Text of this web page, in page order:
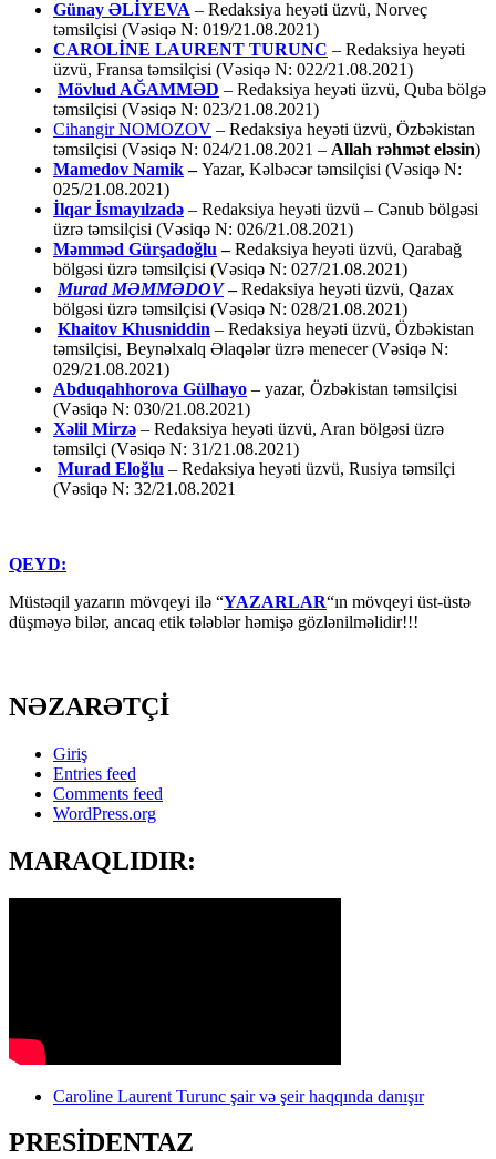
Günay ƏLİYEVA – Redaksiya heyəti üzvü, Norveç
təmsilçisi (Vəsiqə N: 019/21.08.2021)
CAROLİNE LAURENT TURUNC – Redaksiya heyəti
üzvü, Fransa təmsilçisi (Vəsiqə N: 022/21.08.2021)
Mövlud AĞAMMƏD – Redaksiya heyəti üzvü, Quba bölgə
təmsilçisi (Vəsiqə N: 023/21.08.2021)
Cihangir NOMOZOV – Redaksiya heyəti üzvü, Özbəkistan
təmsilçisi (Vəsiqə N: 024/21.08.2021 – Allah rəhmət eləsin)
Mamedov Namik–Yazar, Kəlbəcər təmsilçisi (Vəsiqə N:
025/21.08.2021)
İlqar İsmayılzadə – Redaksiya heyəti üzvü – Cənub bölgəsi
üzrə təmsilçisi (Vəsiqə N: 026/21.08.2021)
Məmməd Gürşadoğlu –Redaksiya heyəti üzvü, Qarabağ
bölgəsi üzrə təmsilçisi (Vəsiqə N: 027/21.08.2021)
Murad MƏMMƏDOV –Redaksiya heyəti üzvü, Qazax
bölgəsi üzrə təmsilçisi (Vəsiqə N: 028/21.08.2021)
Khaitov Khusniddin – Redaksiya heyəti üzvü, Özbəkistan
təmsilçisi, Beynəlxalq Əlaqələr üzrə menecer (Vəsiqə N:
029/21.08.2021)
Abduqahhorova Gülhayo – yazar, Özbəkistan təmsilçisi
(Vəsiqə N: 030/21.08.2021)
Xəlil Mirzə – Redaksiya heyəti üzvü, Aran bölgəsi üzrə
təmsilçi (Vəsiqə N: 31/21.08.2021)
Murad Eloğlu – Redaksiya heyəti üzvü, Rusiya təmsilçi
(Vəsiqə N: 32/21.08.2021
QEYD:
Müstəqil yazarın mövqeyi ilə “YAZARLAR“ın mövqeyi üst-üstə
düşməyə bilər, ancaq etik tələblər həmişə gözlənilməlidir!!!
NƏZARƏTÇİ
Giriş
Entries feed
Comments feed
WordPress.org
MARAQLIDIR:
Caroline Laurent Turunc şair və şeir haqqında danışır
PRESİDENTAZ